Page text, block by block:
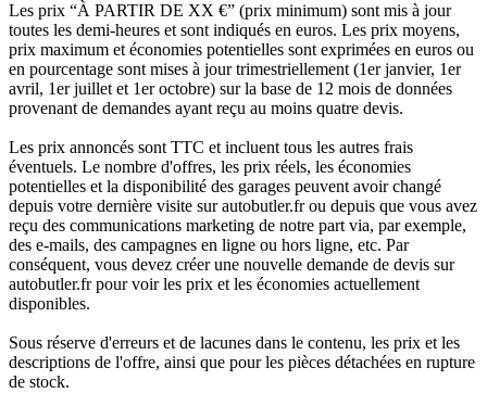
Les prix “À PARTIR DE XX €” (prix minimum) sont mis à jour
toutes les demi-heures et sont indiqués en euros. Les prix moyens,
prix maximum et économies potentielles sont exprimées en euros ou
en pourcentage sont mises à jour trimestriellement (1er janvier, 1er
avril, 1er juillet et 1er octobre) sur la base de 12 mois de données
provenant de demandes ayant reçu au moins quatre devis.
Les prix annoncés sont TTC et incluent tous les autres frais
éventuels. Le nombre d'offres, les prix réels, les économies
potentielles et la disponibilité des garages peuvent avoir changé
depuis votre dernière visite sur autobutler.fr ou depuis que vous avez
reçu des communications marketing de notre part via, par exemple,
des e-mails, des campagnes en ligne ou hors ligne, etc. Par
conséquent, vous devez créer une nouvelle demande de devis sur
autobutler.fr pour voir les prix et les économies actuellement
disponibles.
Sous réserve d'erreurs et de lacunes dans le contenu, les prix et les
descriptions de l'offre, ainsi que pour les pièces détachées en rupture
de stock.